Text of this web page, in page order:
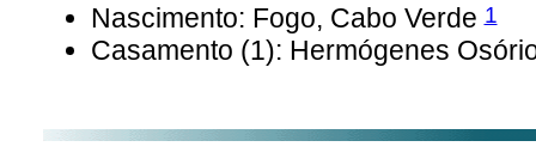
Nascimento: Fogo, Cabo Verde1
Casamento (1): Hermógenes